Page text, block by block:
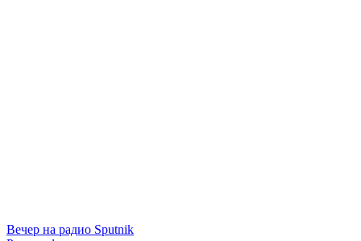
Вечер на радио Sputnik